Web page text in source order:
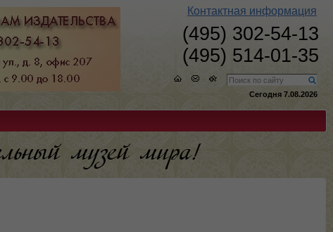
Контактная информация
(495) 302-54-13
(495) 514-01-35
Сегодня 7.08.2026